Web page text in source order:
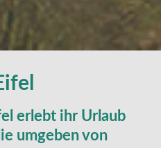
erlebt ihr Urlaub
umgeben von